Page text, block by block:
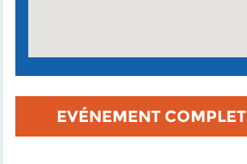
EVÉNEMENT COMPLET